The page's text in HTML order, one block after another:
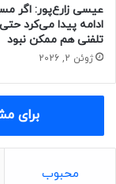
در کنار
جانبی نیز باید اشاره
عیسی زارع‌پور: اگر
ادامه پیدا می‌کرد
تلفنی هم ممکن نبود
ژوئن 2, 2026
برای
محبوب